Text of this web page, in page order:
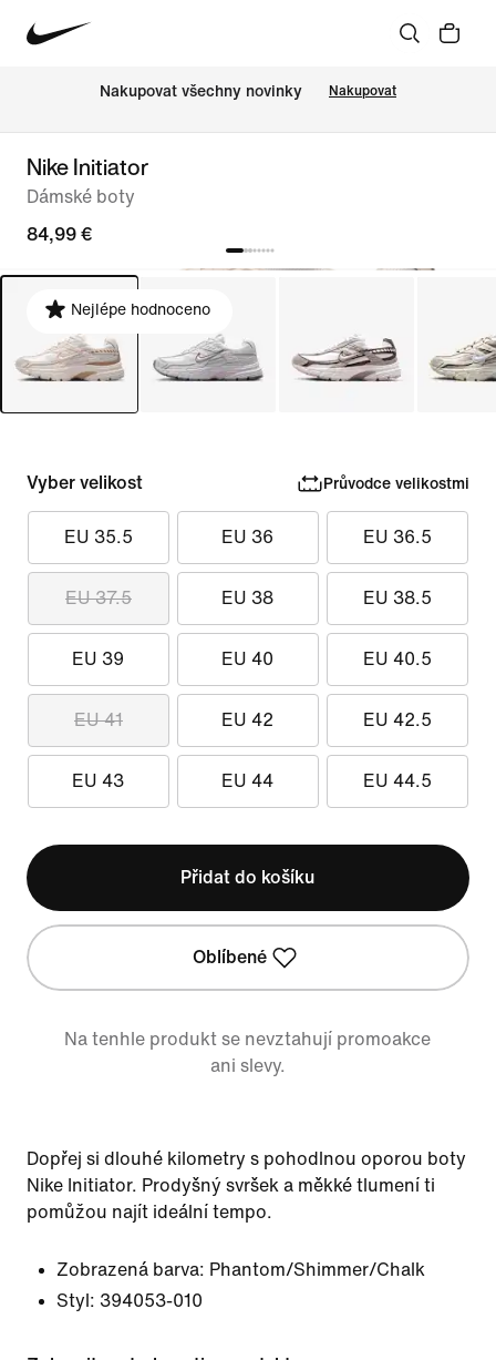
Nakupovat všechny novinky Nakupovat
Nike Initiator
Dámské boty
84,99 €
Nejlépe hodnoceno
Vyber velikost Průvodce velikostmi
EU 35.5 EU 36 EU 36.5
EU 37.5 EU 38 EU 38.5
EU 39 EU 40 EU 40.5
EU 41 EU 42 EU 42.5
EU 43 EU 44 EU 44.5
Přidat do košíku
Oblíbené
Na tenhle produkt se nevztahují promoakce
ani slevy.
Dopřej si dlouhé kilometry s pohodlnou oporou boty
Nike Initiator. Prodyšný svršek a měkké tlumení ti
pomůžou najít ideální tempo.
Zobrazená barva: Phantom/Shimmer/Chalk
Styl: 394053-010